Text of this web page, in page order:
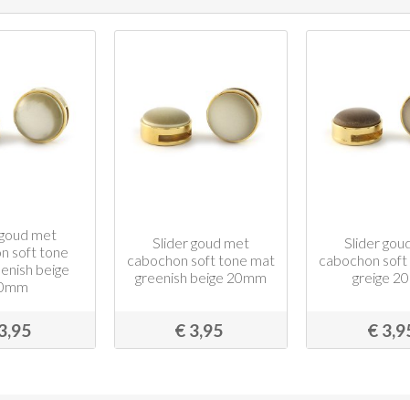
met
soft tone
beige
Slider goud met
cabochon soft tone mat
greenish beige 20mm
€ 3,95
Slider
cabochon
greige
€